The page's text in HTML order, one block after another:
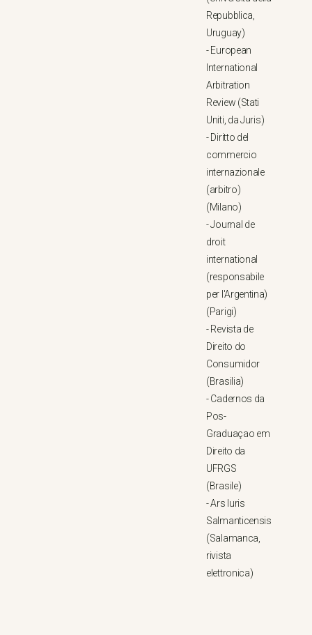
Repubblica,
Uruguay)
-European
International
Arbitration
Review (Stati
Uniti, da Juris)
-Diritto del
commercio
internazionale
(arbitro)
(Milano)
-Journal de
droit
international
(responsabile
per l'Argentina)
(Parigi)
-Revista de
Direito do
Consumidor
(Brasilia)
-Cadernos da
Pos-
Graduaçao em
Direito da
UFRGS
(Brasile)
-Ars Iuris
Salmanticensis
(Salamanca,
rivista
elettronica)